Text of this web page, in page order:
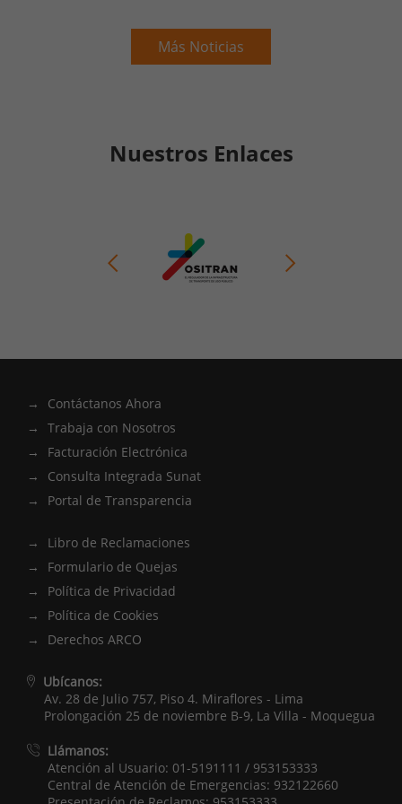
Más Noticias
Nuestros Enlaces
Contáctanos Ahora
Trabaja con Nosotros
Facturación Electrónica
Consulta Integrada Sunat
Portal de Transparencia
Libro de Reclamaciones
Formulario de Quejas
Política de Privacidad
Política de Cookies
Derechos ARCO
Ubícanos:
Av. 28 de Julio 757, Piso 4. Miraflores - Lima
Prolongación 25 de noviembre B-9, La Villa - Moquegua
Llámanos:
Atención al Usuario: 01-5191111 / 953153333
Central de Atención de Emergencias: 932122660